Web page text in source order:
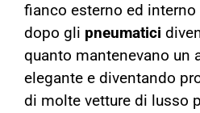
fianco esterno ed
dopo gli pneumatici
quanto mantenevano un
elegante e diventando
di molte vetture di lusso